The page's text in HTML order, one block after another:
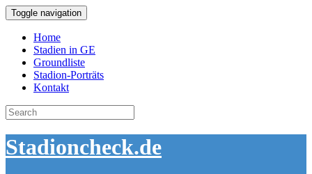
Toggle navigation
Home
Stadien in GE
Groundliste
Stadion-Porträts
Kontakt
Search
for:
Stadioncheck.de